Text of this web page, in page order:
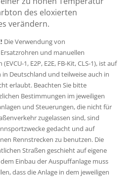
des eloxierten
verändern.
Die Verwendung von
und manuellen
1, E2P, E2E, FB-Kit, CLS-1), ist auf
Deutschland und teilweise auch in
erlaubt. Beachten Sie bitte
Bestimmungen im jeweiligen
und Steuerungen, die nicht für
zugelassen sind, sind
gedacht und auf
Rennstrecken zu benutzen. Die
Straßen geschieht auf eigene
Einbau der Auspuffanlage muss
dass die Anlage in dem jeweiligen